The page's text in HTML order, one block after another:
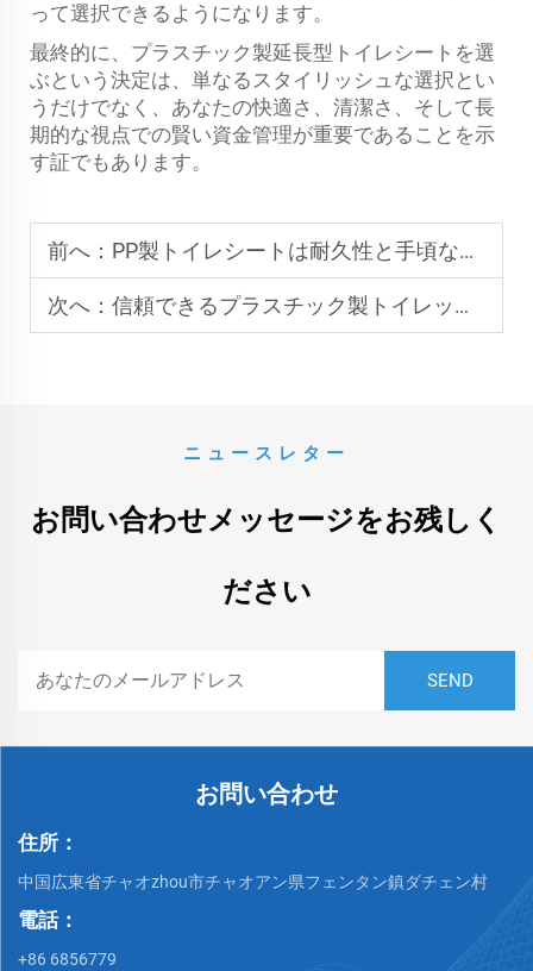
って選択できるようになります。
最終的に、プラスチック製延長型トイレシートを選
ぶという決定は、単なるスタイリッシュな選択とい
うだけでなく、あなたの快適さ、清潔さ、そして長
期的な視点での賢い資金管理が重要であることを示
す証でもあります。
前へ： PP製トイレシートは耐久性と手頃な価格を両立した最適な選択肢なのか？
次へ： 信頼できるプラスチック製トイレットシートサプライヤーをお探しですか？考慮すべき点は？
ニュースレター
お問い合わせメッセージをお残しく
ださい
お問い合わせ
住所：
中国広東省チャオzhou市チャオアン県フェンタン鎮ダチェン村
電話：
+86 6856779